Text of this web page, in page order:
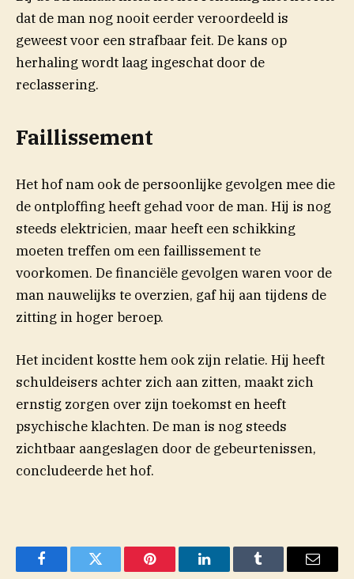
dat de man nog nooit eerder veroordeeld is
geweest voor een strafbaar feit. De kans op
herhaling wordt laag ingeschat door de
reclassering.
Faillissement
Het hof nam ook de persoonlijke gevolgen mee die
de ontploffing heeft gehad voor de man. Hij is nog
steeds elektricien, maar heeft een schikking
moeten treffen om een faillissement te
voorkomen. De financiële gevolgen waren voor de
man nauwelijks te overzien, gaf hij aan tijdens de
zitting in hoger beroep.
Het incident kostte hem ook zijn relatie. Hij heeft
schuldeisers achter zich aan zitten, maakt zich
ernstig zorgen over zijn toekomst en heeft
psychische klachten. De man is nog steeds
zichtbaar aangeslagen door de gebeurtenissen,
concludeerde het hof.
FacebookTwitter Pinterest LinkedInTumblr Email